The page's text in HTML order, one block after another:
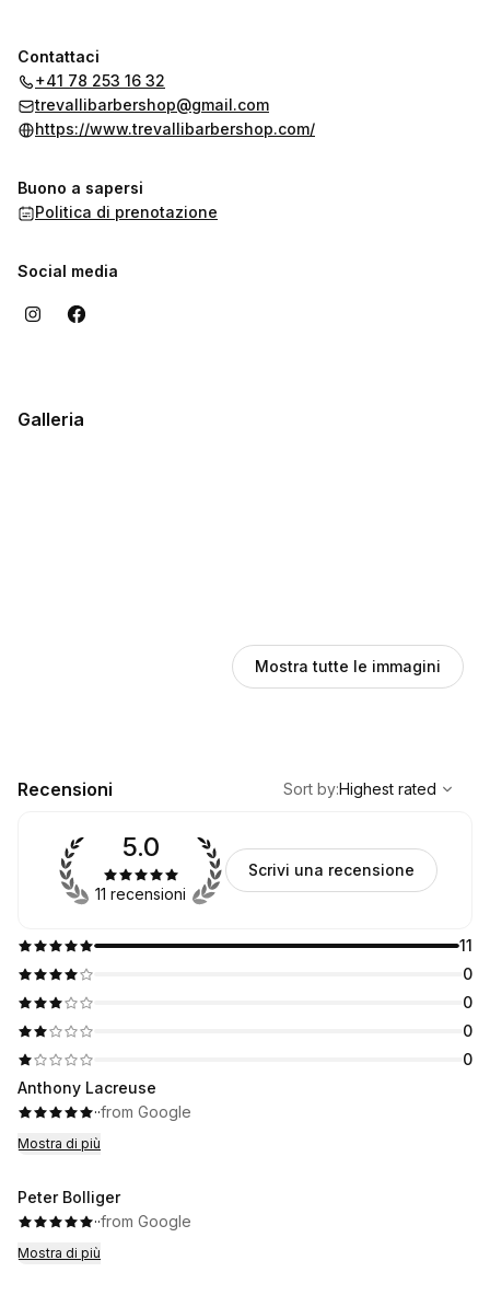
Contattaci
+41 78 253 16 32
trevallibarbershop@gmail.com
https://www.trevallibarbershop.com/
Buono a sapersi
Politica di prenotazione
Social media
Galleria
Mostra tutte le immagini
Recensioni
Highest rated
Sort by:Highest rated
11
0
0
0
0
5.0
11 recensioni
Scrivi una recensione
Anthony Lacreuse
··from Google
Mostra di più
Peter Bolliger
··from Google
Mostra di più